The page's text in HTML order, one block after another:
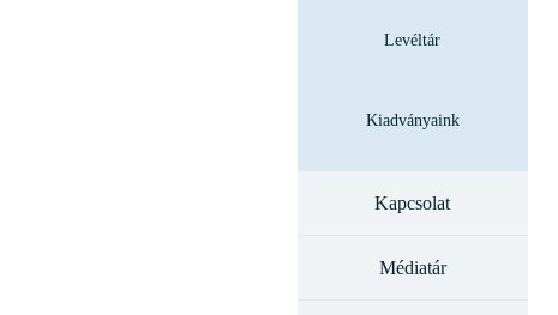
Levéltár
Kiadványaink
Kapcsolat
Médiatár